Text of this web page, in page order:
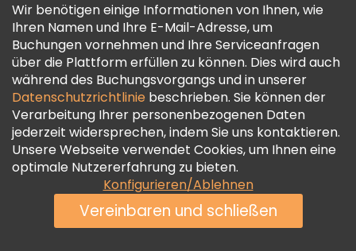
Cookie-Richtlinie
Freetour Auszeichnungen
Treueprogramm
Wir benötigen einige Informationen von Ihnen, wie
Ihren Namen und Ihre E-Mail-Adresse, um
Buchungen vornehmen und Ihre Serviceanfragen
über die Plattform erfüllen zu können. Dies wird auch
während des Buchungsvorgangs und in unserer
Datenschutzrichtlinie beschrieben. Sie können der
Verarbeitung Ihrer personenbezogenen Daten
jederzeit widersprechen, indem Sie uns kontaktieren.
Unsere Webseite verwendet Cookies, um Ihnen eine
optimale Nutzererfahrung zu bieten.
Konfigurieren/Ablehnen
Vereinbaren und schließen